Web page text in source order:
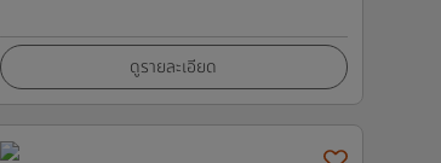
ดูรายละเอียด